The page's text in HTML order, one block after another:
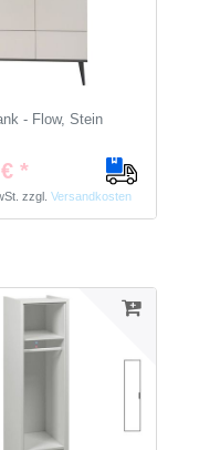
- Flow, Stein
*
zzgl.Versandkosten